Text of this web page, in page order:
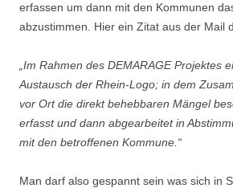
erfassen um dann mit den Kommunen
abzustimmen. Hier ein Zitat aus der Mail
„Im Rahmen des DEMARAGE Projektes
Austausch der Rhein-Logo; in dem
vor Ort die direkt behebbaren Mängel
erfasst und dann abgearbeitet in
mit den betroffenen Kommune.“
Man darf also gespannt sein was sich in